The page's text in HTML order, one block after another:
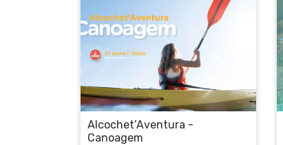
Alcochet’Aventura -
Canoagem